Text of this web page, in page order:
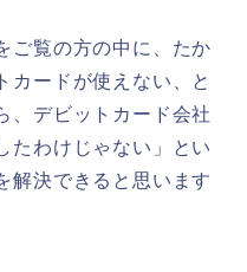
ご覧の方の中に、たか
カードが使えない、と
、デビットカード会社
たわけじゃない」とい
解決できると思います